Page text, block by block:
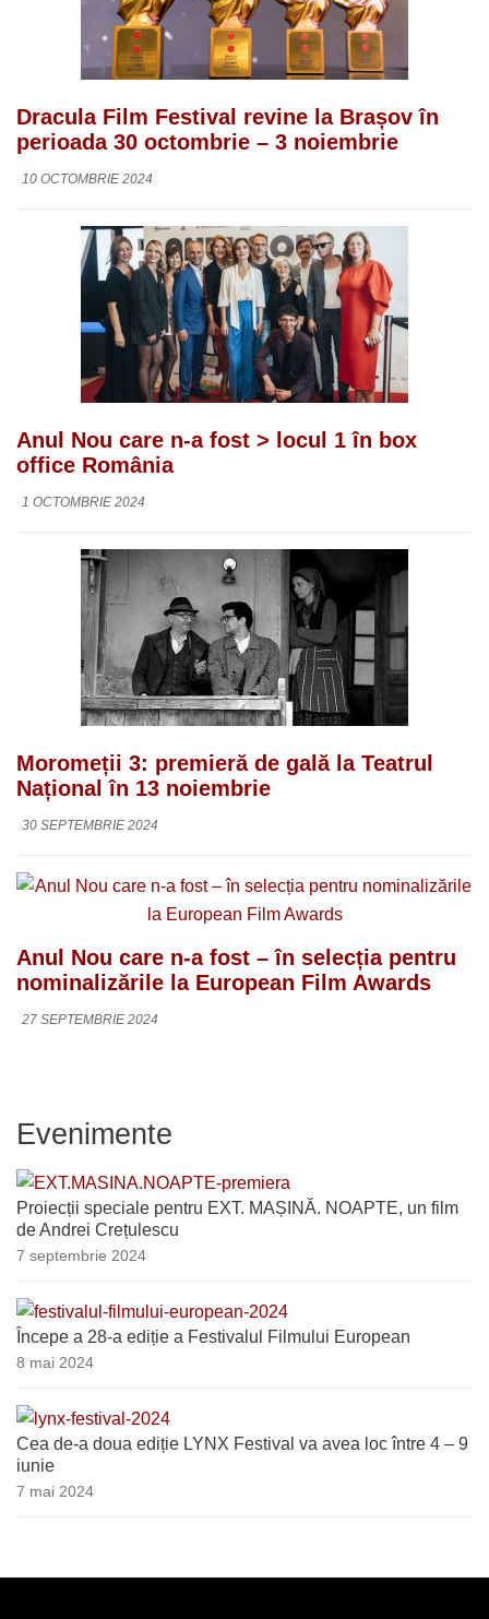
Dracula Film Festival revine la Brașov în
perioada 30 octombrie – 3 noiembrie
10 OCTOMBRIE 2024
Anul Nou care n-a fost > locul 1 în box
office România
1 OCTOMBRIE 2024
Moromeții 3: premieră de gală la Teatrul
Național în 13 noiembrie
30 SEPTEMBRIE 2024
Anul Nou care n-a fost – în selecția pentru
nominalizările la European Film Awards
27 SEPTEMBRIE 2024
Evenimente
Proiecții speciale pentru EXT. MAȘINĂ. NOAPTE, un film
de Andrei Crețulescu
7 septembrie 2024
Începe a 28-a ediție a Festivalul Filmului European
8 mai 2024
Cea de-a doua ediție LYNX Festival va avea loc între 4 – 9
iunie
7 mai 2024